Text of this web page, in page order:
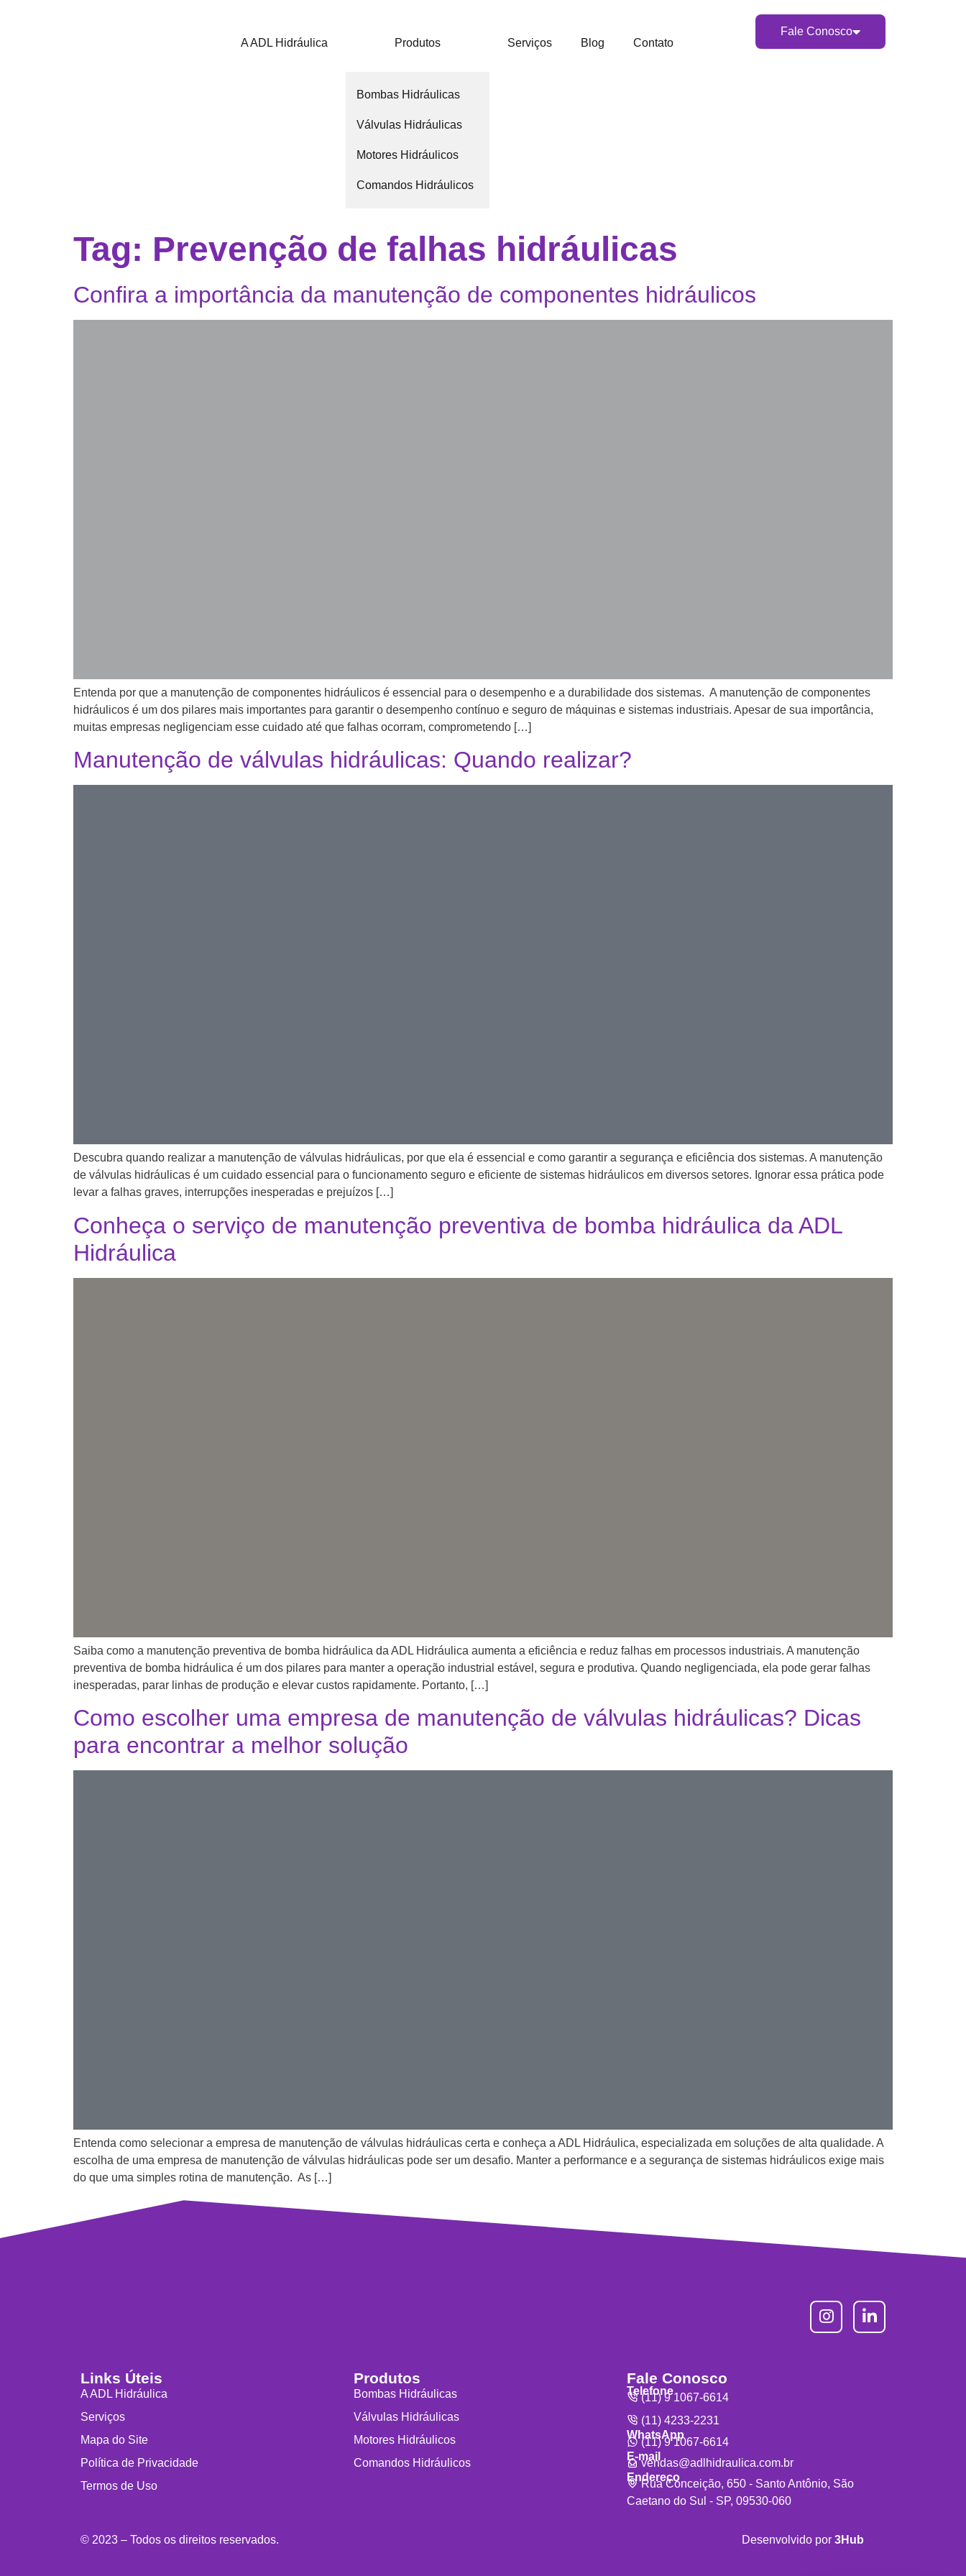
A ADL Hidráulica Produtos
Bombas Hidráulicas
Válvulas Hidráulicas
Motores Hidráulicos
Comandos Hidráulicos
Serviços Blog Contato
Fale Conosco
Tag: Prevenção de falhas hidráulicas
Confira a importância da manutenção de componentes hidráulicos
Entenda por que a manutenção de componentes hidráulicos é essencial para o desempenho e a durabilidade dos sistemas. A manutenção de componentes
hidráulicos é um dos pilares mais importantes para garantir o desempenho contínuo e seguro de máquinas e sistemas industriais. Apesar de sua importância,
muitas empresas negligenciam esse cuidado até que falhas ocorram, comprometendo […]
Manutenção de válvulas hidráulicas: Quando realizar?
Descubra quando realizar a manutenção de válvulas hidráulicas, por que ela é essencial e como garantir a segurança e eficiência dos sistemas. A manutenção
de válvulas hidráulicas é um cuidado essencial para o funcionamento seguro e eficiente de sistemas hidráulicos em diversos setores. Ignorar essa prática pode
levar a falhas graves, interrupções inesperadas e prejuízos […]
Conheça o serviço de manutenção preventiva de bomba hidráulica da ADL
Hidráulica
Saiba como a manutenção preventiva de bomba hidráulica da ADL Hidráulica aumenta a eficiência e reduz falhas em processos industriais. A manutenção
preventiva de bomba hidráulica é um dos pilares para manter a operação industrial estável, segura e produtiva. Quando negligenciada, ela pode gerar falhas
inesperadas, parar linhas de produção e elevar custos rapidamente. Portanto, […]
Como escolher uma empresa de manutenção de válvulas hidráulicas? Dicas
para encontrar a melhor solução
Entenda como selecionar a empresa de manutenção de válvulas hidráulicas certa e conheça a ADL Hidráulica, especializada em soluções de alta qualidade. A
escolha de uma empresa de manutenção de válvulas hidráulicas pode ser um desafio. Manter a performance e a segurança de sistemas hidráulicos exige mais
do que uma simples rotina de manutenção. As […]
Links Úteis
A ADL Hidráulica
Serviços
Mapa do Site
Política de Privacidade
Termos de Uso
Produtos
Bombas Hidráulicas
Válvulas Hidráulicas
Motores Hidráulicos
Comandos Hidráulicos
Fale Conosco
Telefone
(11) 9 1067-6614
(11) 4233-2231
WhatsApp
(11) 9 1067-6614
E-mail
vendas@adlhidraulica.com.br
Endereço
Rua Conceição, 650 - Santo Antônio, São
Caetano do Sul - SP, 09530-060
© 2023 – Todos os direitos reservados. Desenvolvido por 3Hub